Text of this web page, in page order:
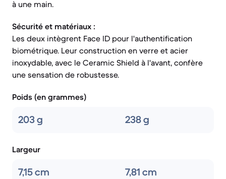
à une main.
Sécurité et matériaux :
Les deux intègrent Face ID pour l'authentification
biométrique. Leur construction en verre et acier
inoxydable, avec le Ceramic Shield à l'avant, confère
une sensation de robustesse.
Poids (en grammes)
203 g 238 g
Largeur
7,15 cm 7,81 cm